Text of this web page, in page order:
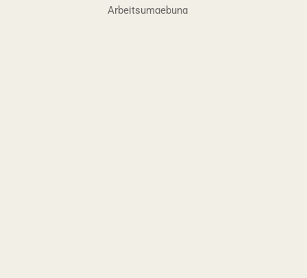
Arbeitsumgebung